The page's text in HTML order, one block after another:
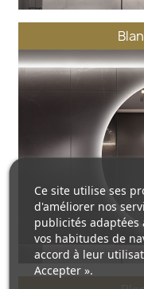
Ce site utilise ses
d'améliorer nos
publicités adaptées
vos habitudes de
accord à leur
Accepter ».